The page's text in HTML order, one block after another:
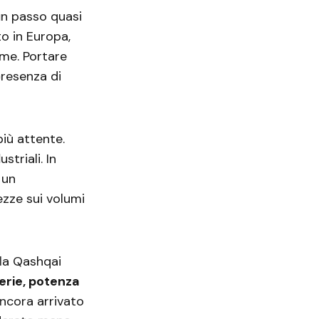
passo quasi
in Europa,
Portare
di
attente.
In
sui volumi
Qashqai
potenza
arrivato